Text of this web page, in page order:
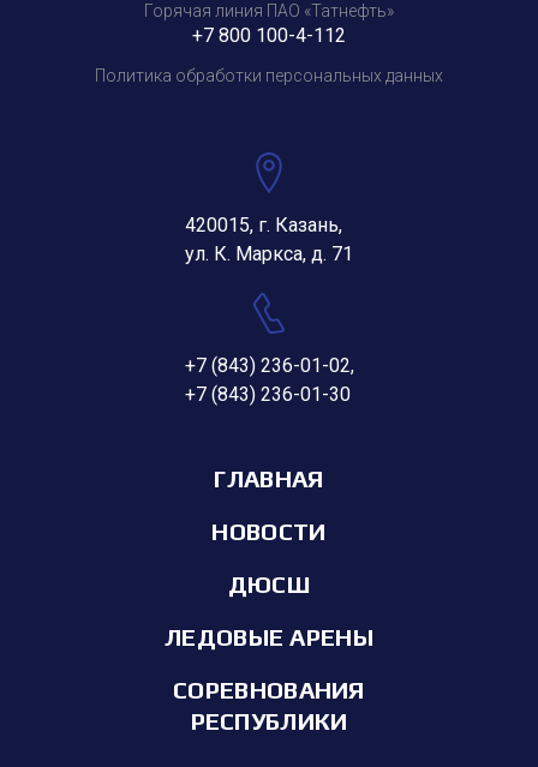
Горячая линия ПАО «Татнефть»
+7 800 100-4-112
Политика обработки персональных данных
420015, г. Казань,
ул. К. Маркса, д. 71
+7 (843) 236-01-02,
+7 (843) 236-01-30
ГЛАВНАЯ
НОВОСТИ
ДЮСШ
ЛЕДОВЫЕ АРЕНЫ
СОРЕВНОВАНИЯ
РЕСПУБЛИКИ